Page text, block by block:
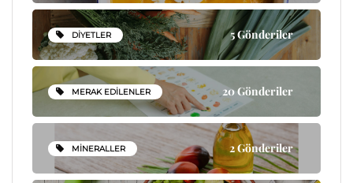
DIYETLER 5 Gönderiler
MERAK EDILENLER 20 Gönderiler
MINERALLER 2 Gönderiler